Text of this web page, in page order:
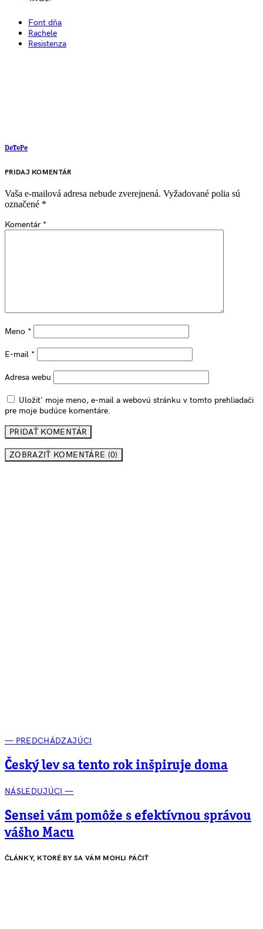
Font dňa
Rachele
Resistenza
DeTePe
PRIDAJ KOMENTÁR
Vaša e-mailová adresa nebude zverejnená. Vyžadované polia sú
označené *
Komentár *
Meno *
E-mail *
Adresa webu
Uložiť moje meno, e-mail a webovú stránku v tomto prehliadači
pre moje budúce komentáre.
ZOBRAZIŤ KOMENTÁRE (0)
— PREDCHÁDZAJÚCI
Český lev sa tento rok inšpiruje doma
NÁSLEDUJÚCI —
Sensei vám pomôže s efektívnou správou
vášho Macu
ČLÁNKY, KTORÉ BY SA VÁM MOHLI PÁČIŤ